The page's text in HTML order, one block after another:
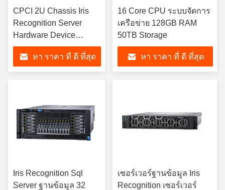
CPCI 2U Chassis Iris
Recognition Server
Hardware Device
ISO9001 การใช้งานของ
เครื่องมือที่ใช้งานได้
หา ราคา ที่ ดี ที่สุด
16 Core CPU ระบบจัดการ
เครือข่าย 128GB RAM
50TB Storage
หา ราคา ที่ ดี ที่สุด
Iris Recognition Sql
Server ฐานข้อมูล 32
เซอร์เวอร์ฐานข้อมูล Iris
Recognition เซอร์เวอร์